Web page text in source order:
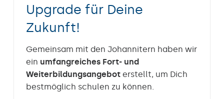
Upgrade für Deine
Zukunft!
Gemeinsam mit den Johannitern haben wir
ein umfangreiches Fort- und
Weiterbildungs­angebot erstellt, um Dich
bestmöglich schulen zu können.